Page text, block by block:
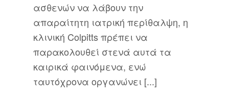
ασθενών να λάβουν την
απαραίτητη ιατρική περίθαλψη, η
κλινική Colpitts πρέπει να
παρακολουθεί στενά αυτά τα
καιρικά φαινόμενα, ενώ
ταυτόχρονα οργανώνει [...]